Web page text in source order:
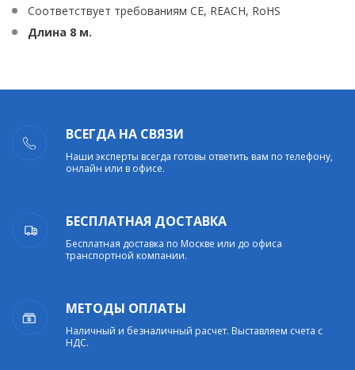
Соответствует требованиям CE, REACH, RoHS
Длина 8 м.
ВСЕГДА НА СВЯЗИ
Наши эксперты всегда готовы ответить вам по телефону,
онлайн или в офисе.
БЕСПЛАТНАЯ ДОСТАВКА
Бесплатная доставка по Москве или до офиса
транспортной компании.
МЕТОДЫ ОПЛАТЫ
Наличный и безналичный расчет. Выставляем счета с
НДС.